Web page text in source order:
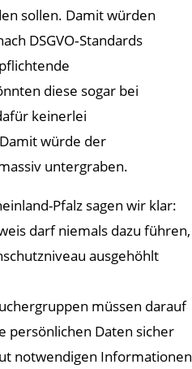
sollen. Damit würden
DSGVO‑Standards
diese sogar bei
keinerlei
würde der
untergraben.
Pfalz sagen wir klar:
darf niemals dazu führen,
ausgehöhlt
müssen darauf
persönlichen Daten sicher
notwendigen Informationen